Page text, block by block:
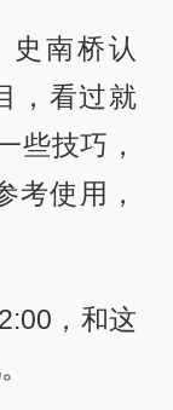
史南桥认
，看过就
些技巧，
考使用，
，和这